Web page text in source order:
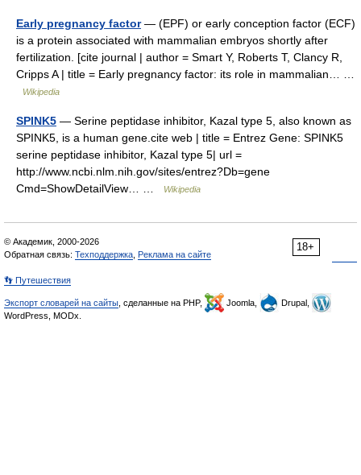
Early pregnancy factor— (EPF) or early conception factor (ECF)
is a protein associated with mammalian embryos shortly after
fertilization. [cite journal | author = Smart Y, Roberts T, Clancy R,
Cripps A | title = Early pregnancy factor: its role in mammalian… …
Wikipedia
SPINK5 — Serine peptidase inhibitor, Kazal type 5, also known as
SPINK5, is a human gene.cite web | title = Entrez Gene: SPINK5
serine peptidase inhibitor, Kazal type 5| url =
http://www.ncbi.nlm.nih.gov/sites/entrez?Db=gene
Cmd=ShowDetailView… …
Wikipedia
18+
© Академик, 2000-2026
Обратная связь: Техподдержка Реклама на сайте
👣 Путешествия
Экспорт словарей на сайты , сделанные на PHP, Joomla,
Drupal,
WordPress, MODx.